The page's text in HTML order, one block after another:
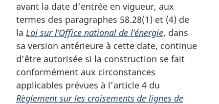
i
n
a
l
e
:
avant la date d’entrée en vigueur, aux
termes des paragraphes 58.28(1) et (4) de
la Loi sur l’Office national de l’énergie, dans
sa version antérieure à cette date, continue
d’être autorisée si la construction se fait
conformément aux circonstances
applicables prévues à l’article 4 du
Règlement sur les croisements de lignes de